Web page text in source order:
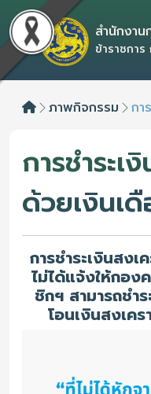
สำนักงาน
ข้าราชกา
Home
ภาพกิจกรรม กา
การชำระเ
ด้วยเงินเ
การชำระเงินสง
ไม่ได้แจ้งให้กอง
ชิกฯ สามารถชำร
โอนเงินสงเค